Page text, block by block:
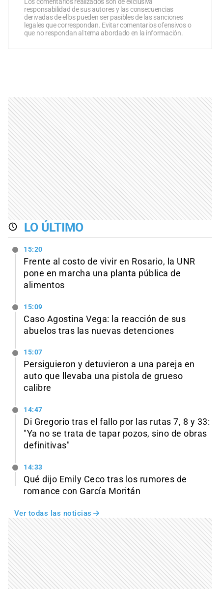
responsabilidad de sus autores y las consecuencias
derivadas de ellos pueden ser pasibles de las sanciones
legales que correspondan. Evitar comentarios ofensivos o
que no respondan al tema abordado en la información.
LO ÚLTIMO
15:20
Frente al costo de vivir en Rosario, la UNR
pone en marcha una planta pública de
alimentos
15:09
Caso Agostina Vega: la reacción de sus
abuelos tras las nuevas detenciones
15:07
Persiguieron y detuvieron a una pareja en
auto que llevaba una pistola de grueso
calibre
14:47
Di Gregorio tras el fallo por las rutas 7, 8 y 33:
"Ya no se trata de tapar pozos, sino de obras
definitivas"
14:33
Qué dijo Emily Ceco tras los rumores de
romance con García Moritán
Ver todas las noticias